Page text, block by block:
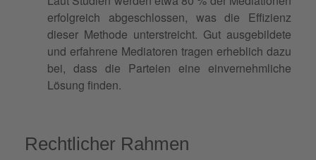
erfolgreich abgeschlossen, was die Effizienz
dieser Methode unterstreicht. Gut ausgebildete
und erfahrene Mediatoren tragen erheblich dazu
bei, dass die Parteien eine einvernehmliche
Lösung finden.
Rechtlicher Rahmen